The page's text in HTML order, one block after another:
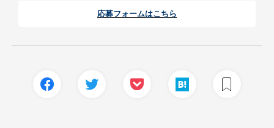
応募フォームはこちら